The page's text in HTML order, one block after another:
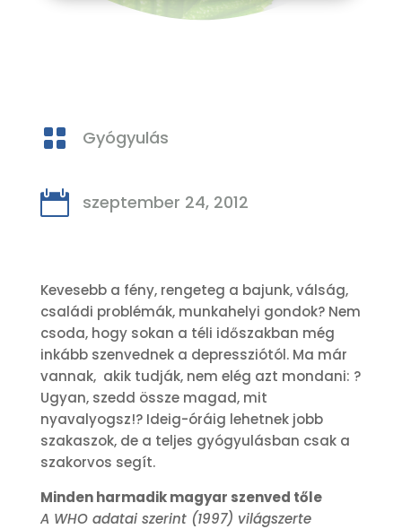
 Gyógyulás
 szeptember 24, 2012
Kevesebb a fény, rengeteg a bajunk, válság,
családi problémák, munkahelyi gondok? Nem
csoda, hogy sokan a téli időszakban még
inkább szenvednek a depressziótól. Ma már
vannak, akik tudják, nem elég azt mondani: ?
Ugyan, szedd össze magad, mit
nyavalyogsz!? Ideig-óráig lehetnek jobb
szakaszok, de a teljes gyógyulásban csak a
szakorvos segít.
Minden harmadik magyar szenved tőle
A WHO adatai szerint (1997) világszerte